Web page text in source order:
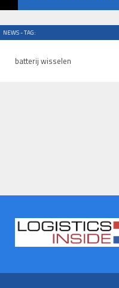
NEWS - TAG:
batterij wisselen